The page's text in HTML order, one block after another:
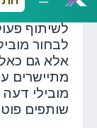
מאמינים
לשיתוף
לבחור
אלא גם
מתיישרים
מובילי
שותפים